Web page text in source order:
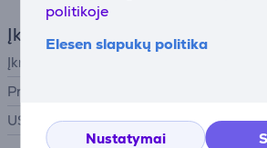
politikoje
Elesen slapukų politika
Nustatymai
Įkroviklis
Įkroviklis
į
Privaloma įkroviklio galia
USB PD